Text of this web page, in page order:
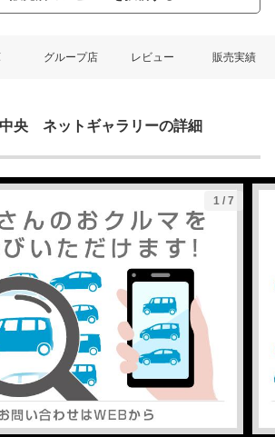
グループ店 レビュー 販売実績
央 ネットギャラリーの詳細
1 / 7